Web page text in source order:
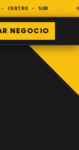
· SUR
NEGOCIO